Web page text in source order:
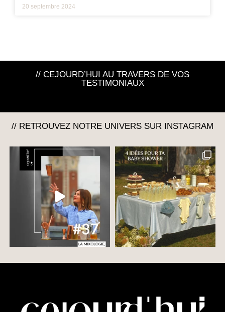
20 septembre 2024
// CEJOURD’HUI AU TRAVERS DE VOS
TESTIMONIAUX
// RETROUVEZ NOTRE UNIVERS SUR INSTAGRAM